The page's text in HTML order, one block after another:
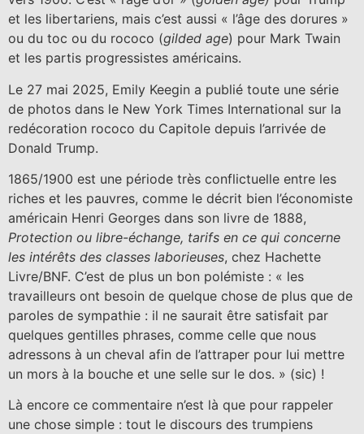
et les libertariens, mais c’est aussi « l’âge des dorures »
ou du toc ou du rococo (gilded age) pour Mark Twain
et les partis progressistes américains.
Le 27 mai 2025, Emily Keegin a publié toute une série
de photos dans le New York Times International sur la
redécoration rococo du Capitole depuis l’arrivée de
Donald Trump.
1865/1900 est une période très conflictuelle entre les
riches et les pauvres, comme le décrit bien l’économiste
américain Henri Georges dans son livre de 1888,
Protection ou libre-échange, tarifs en ce qui concerne
les intérêts des classes laborieuses, chez Hachette
Livre/BNF. C’est de plus un bon polémiste : « les
travailleurs ont besoin de quelque chose de plus que de
paroles de sympathie : il ne saurait être satisfait par
quelques gentilles phrases, comme celle que nous
adressons à un cheval afin de l’attraper pour lui mettre
un mors à la bouche et une selle sur le dos. » (sic) !
Là encore ce commentaire n’est là que pour rappeler
une chose simple : tout le discours des trumpiens